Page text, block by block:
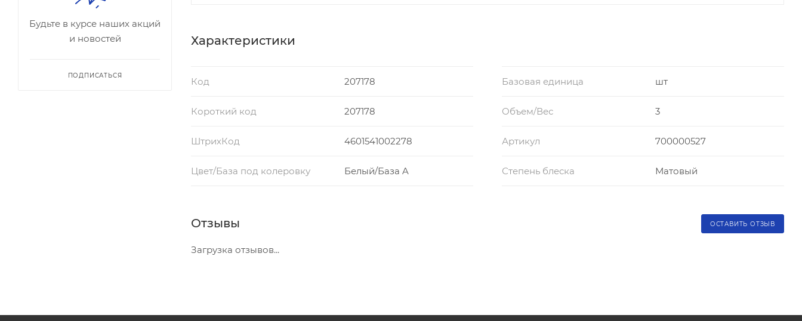
Характеристики
Код 207178 Базовая единица шт
Короткий код 207178 Объем/Вес 3
ШтрихКод 4601541002278 Артикул 700000527
Цвет/База под колеровку Белый/База A Степень блеска Матовый
Отзывы ОСТАВИТЬ ОТЗЫВ
Загрузка отзывов...
Будьте в курсе наших акций
и новостей
ПОДПИСАТЬСЯ